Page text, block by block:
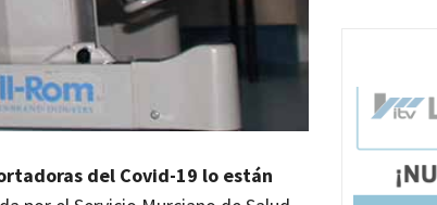
del Covid-19 lo están